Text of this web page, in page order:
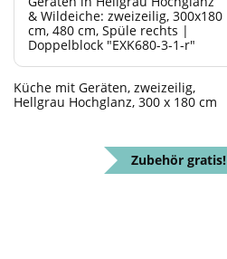
Küche mit Geräten, zweizeilig,
Hellgrau Hochglanz, 300 x 180 cm
Zubehör gratis!